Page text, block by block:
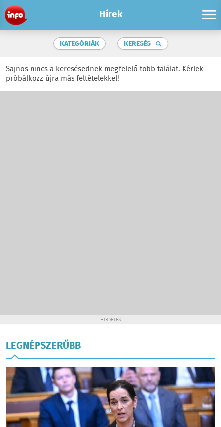
Hírek
KATEGÓRIÁK KERESÉS
Sajnos nincs a keresésednek megfelelő több találat. Kérlek
próbálkozz újra más feltételekkel!
HIRDETÉS
LEGNÉPSZERŰBB